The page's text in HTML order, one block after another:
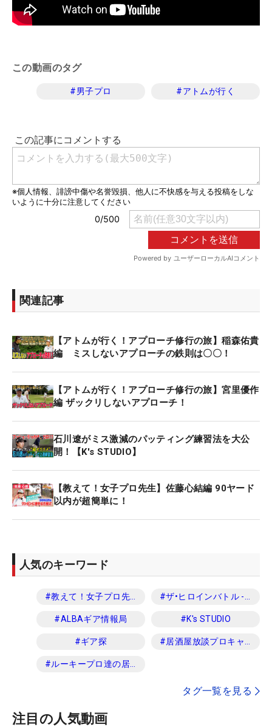
この動画のタグ
#男子プロ #アトムが行く
関連記事
【アトムが行く！アプローチ修行の旅】稲森佑貴
編 ミスしないアプローチの鉄則は〇〇！
【アトムが行く！アプローチ修行の旅】宮里優作
編 ザックリしないアプローチ！
石川遼がミス激減のパッティング練習法を大公
開！【K's STUDIO】
【教えて！女子プロ先生】佐藤心結編 90ヤード
以内が超簡単に！
注目の人気動画
人気のキーワード
#教えて！女子プロ先生 #ザ•ヒロインバトル -NEXT BACK 9-
#ALBAギア情報局 #K's STUDIO
#ギア探 #居酒屋放談プロキャディ編
#ルーキープロ達の居酒屋放談
タグ一覧を見る